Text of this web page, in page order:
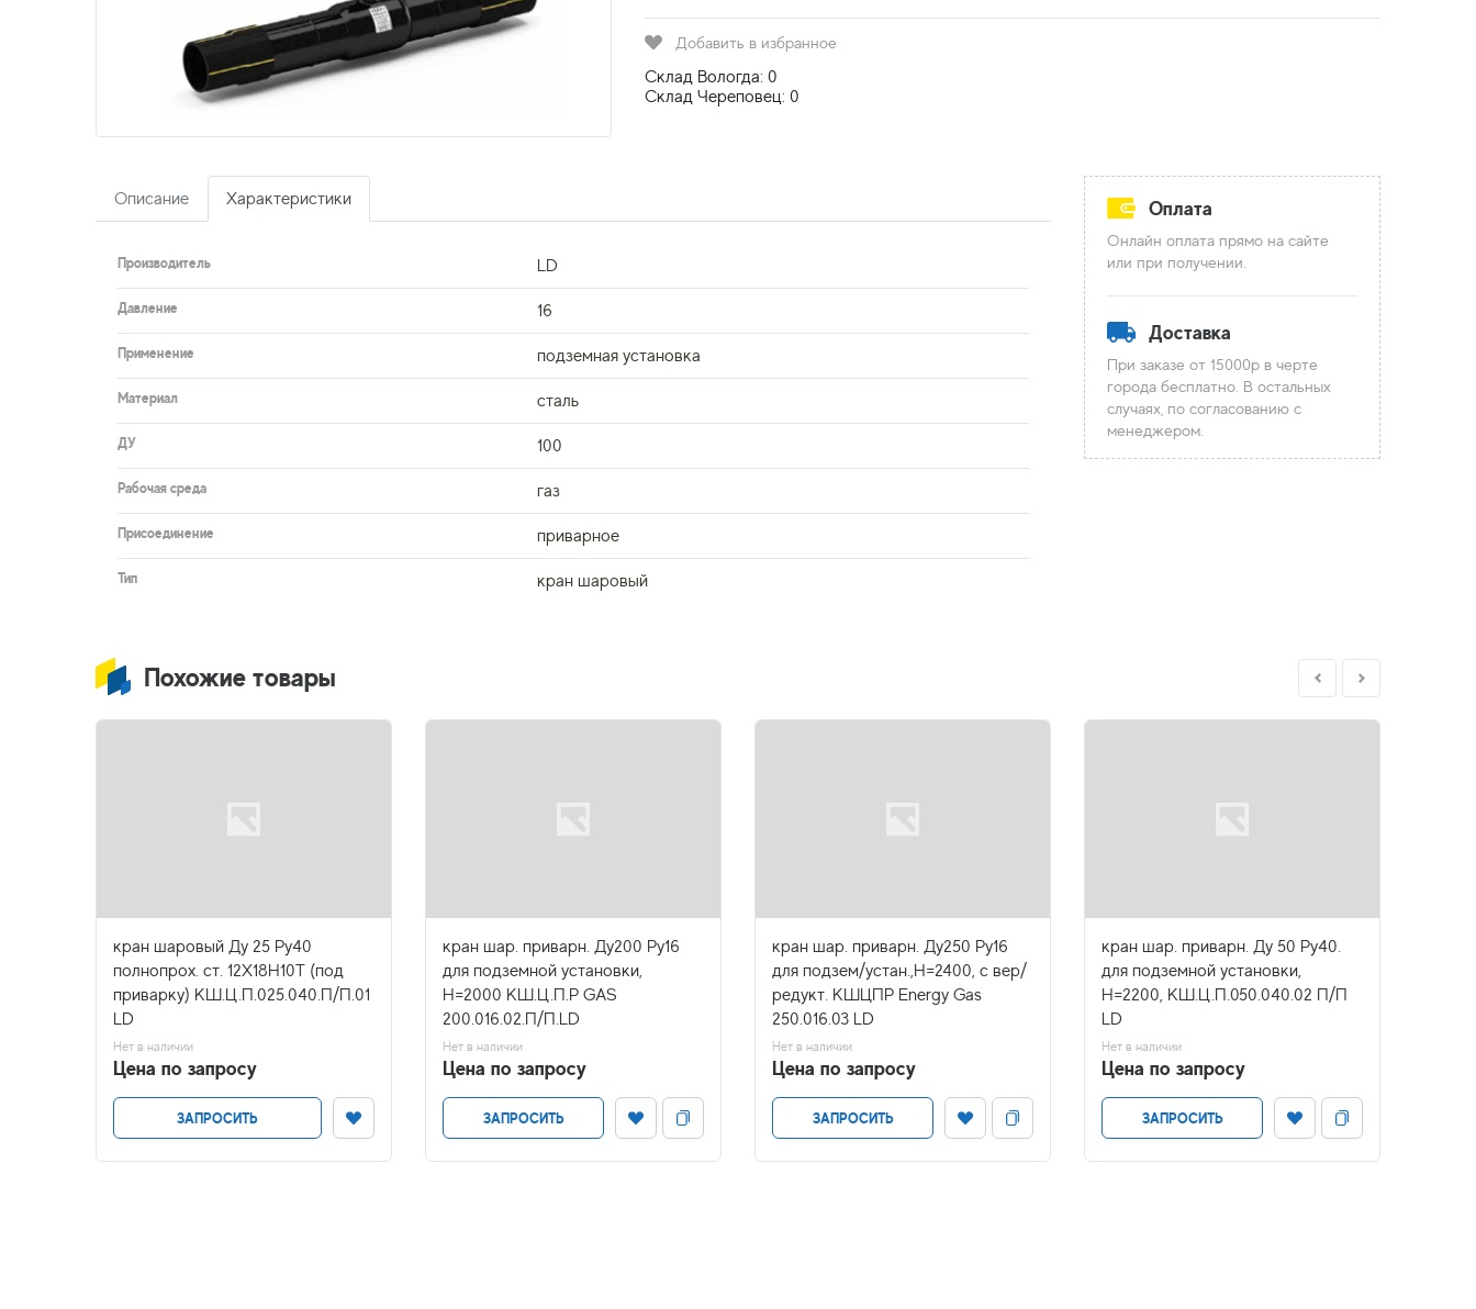
Добавить в избранное
Склад Вологда: 0
Склад Череповец: 0
Описание Характеристики
Производитель LD
Давление 16
Применение подземная установка
Материал сталь
ДУ 100
Рабочая среда газ
Присоединение приварное
Тип кран шаровый
Оплата
Онлайн оплата прямо на сайте
или при получении.
Доставка
При заказе от 15000р в черте
города бесплатно. В остальных
случаях, по согласованию с
менеджером.
Похожие товары
кран шаровый Ду 25 Ру40
полнопрох. ст. 12Х18Н10Т (под
приварку) КШ.Ц.П.025.040.П/П.01
LD
Нет в наличии
Цена по запросу
ЗАПРОСИТЬ
кран шар. приварн. Ду200 Ру16
для подземной установки,
Н=2000 КШ.Ц.П.Р GAS
200.016.02.П/П.LD
Нет в наличии
Цена по запросу
ЗАПРОСИТЬ
кран шар. приварн. Ду250 Ру16
для подзем/устан.,H=2400, с вер/
редукт. КШЦПР Energy Gas
250.016.03 LD
Нет в наличии
Цена по запросу
ЗАПРОСИТЬ
кран шар. приварн. Ду 50 Ру40.
для подземной установки,
H=2200, КШ.Ц.П.050.040.02 П/П
LD
Нет в наличии
Цена по запросу
ЗАПРОСИТЬ